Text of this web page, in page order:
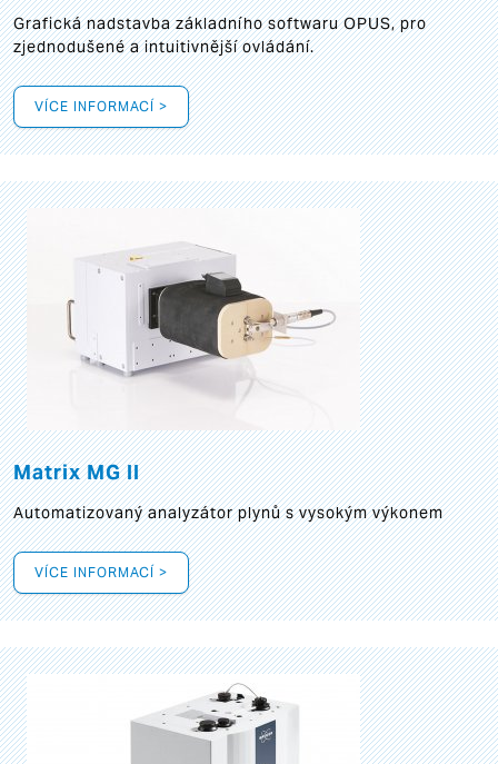
Grafickánadstavba základního softwaru OPUS, pro
zjednodušené a intuitivnější ovládání.
VÍCE INFORMACÍ >
Matrix MG II
Automatizovaný analyzátor plynů s vysokým výkonem
VÍCE INFORMACÍ >